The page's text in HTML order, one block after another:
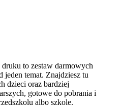
to zestaw darmowych
temat. Znajdziesz tu
dzieci oraz bardziej
gotowe do pobrania i
albo szkole.